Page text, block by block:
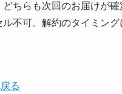
どちらも次回のお届けが
ル不可。解約のタイミン
る